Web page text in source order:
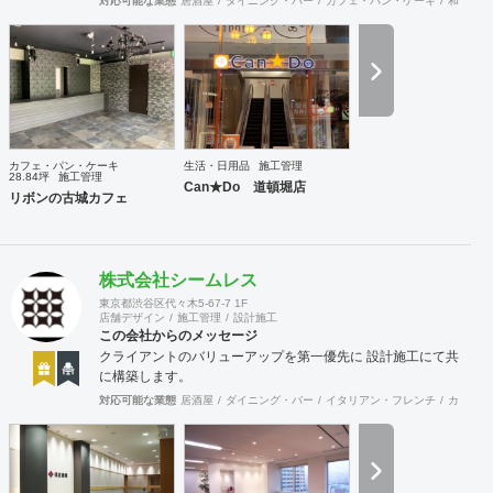
カフェ・パン・ケーキ
28.84坪
施工管理
リボンの古城カフェ
生活・日用品 施工管理
Can★Do 道頓堀店
株式会社シームレス
東京都渋谷区代々木5-67-7 1F
店舗デザイン
施工管理 設計施工
この会社からのメッセージ
クライアントのバリューアップを第一優先に 設計施工にて共
に構築します。
対応可能な業態 居酒屋 ダイニング・バー イタリアン・フレンチ カフェ